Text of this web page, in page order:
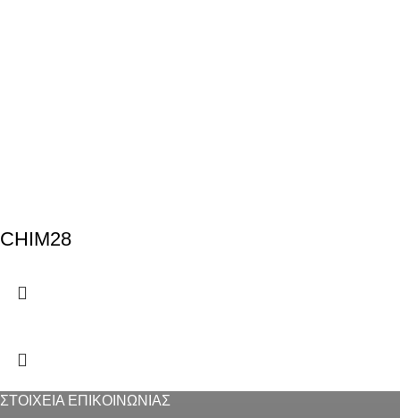
CHIM28
ΣΤΟΙΧΕΙΑ ΕΠΙΚΟΙΝΩΝΙΑΣ